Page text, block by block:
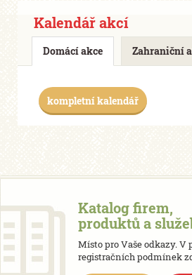
Kalendář akcí
Domácí akce Zahraniční
kompletní kalendář
Katalog firem,
produktů a
Místo pro Vaše odkazy. V
registračních podmínek